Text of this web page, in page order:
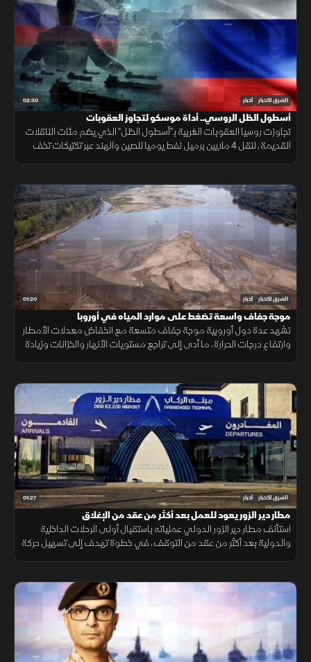
02:30 الشرق للأخبار أخبار
أسطول الظل الروسي.. أداة موسكو لتجاوز العقوبات
تجاوزت روسيا العقوبات الغربية بـ"أسطول الظل" الذي يضم مئات الناقلات
القديمة، لنقل 4 ملايين برميل نفط يوميا للصين والهند عبر تكتيكات تخف
01:20 الشرق للأخبار أخبار
موجة جفاف واسعة تضغط على موارد المياه في أوروبا
تشهد عدة دول أوروبية موجة جفاف متسعة مع انخفاض معدلات الأمطار
وارتفاع درجات الحرارة، ما أدى إلى تراجع مستويات الأنهار والخزانات وزيادة
01:27 الشرق للأخبار أخبار
مطار دير الزور يعود للعمل بعد أكثر من عقد من الإغلاق
استأنف مطار دير الزور الدولي عملياته باستقبال أولى الرحلات الداخلية
والدولية بعد أكثر من عقد من التوقف، في خطوة تهدف إلى تسهيل حركة